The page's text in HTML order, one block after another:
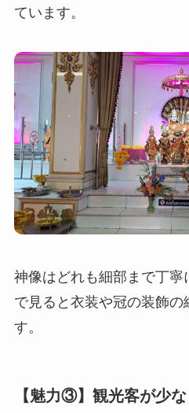
ています。
神像はどれも細部まで丁寧
で見ると衣装や冠の装飾の
す。
【魅力③】観光客が少